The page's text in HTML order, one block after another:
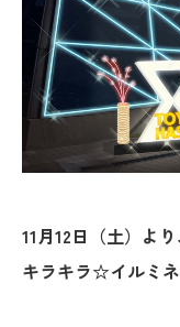
11月12日（土）よ
キラキラ☆イルミ